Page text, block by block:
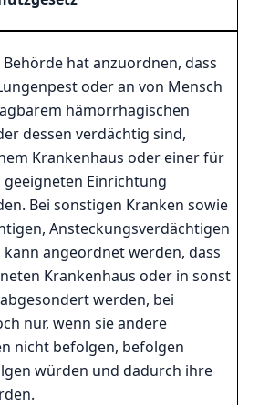
hat anzuordnen, dass
oder an von Mensch
hämorrhagischen
dessen verdächtig sind,
Krankenhaus oder einer für
Einrichtung
Bei sonstigen Kranken sowie
Ansteckungsverdächtigen
angeordnet werden, dass
Krankenhaus oder in sonst
werden, bei
nur, wenn sie andere
nicht befolgen, befolgen
würden und dadurch ihre